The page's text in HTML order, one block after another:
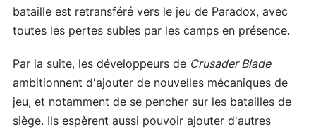
bataille est retransféré vers le jeu de Paradox, avec
toutes les pertes subies par les camps en présence.
Par la suite, les développeurs de Crusader Blade
ambitionnent d'ajouter de nouvelles mécaniques de
jeu, et notamment de se pencher sur les batailles de
siège. Ils espèrent aussi pouvoir ajouter d'autres